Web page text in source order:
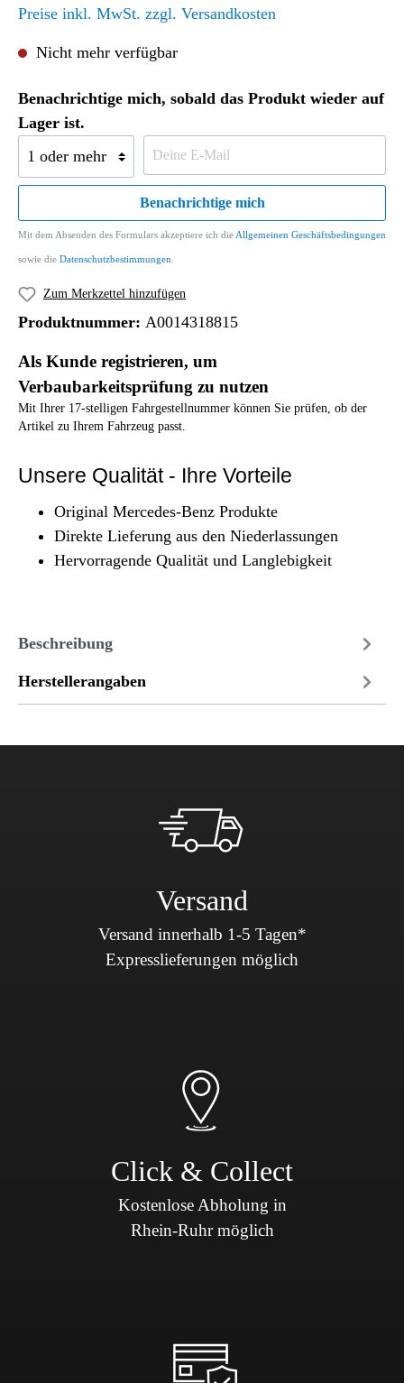
Preise inkl. MwSt. zzgl. Versandkosten
Nicht mehr verfügbar
Benachrichtige mich, sobald das Produkt wieder auf
Lager ist.
Benachrichtige mich
Mit dem Absenden des Formulars akzeptiere ich die Allgemeinen Geschäftsbedingungen
sowie die Datenschutzbestimmungen
Zum Merkzettel hinzufügen
Produktnummer: A0014318815
Als Kunde registrieren, um
Verbaubarkeitsprüfung zu nutzen
Mit Ihrer 17-stelligen Fahrgestellnummer können Sie prüfen, ob der
Artikel zu Ihrem Fahrzeug passt.
Unsere Qualität - Ihre Vorteile
Original Mercedes-Benz Produkte
Direkte Lieferung aus den Niederlassungen
Hervorragende Qualität und Langlebigkeit
Beschreibung
Herstellerangaben
Versand
Versand innerhalb 1-5 Tagen*
Expresslieferungen möglich
Click & Collect
Kostenlose Abholung in
Rhein-Ruhr möglich